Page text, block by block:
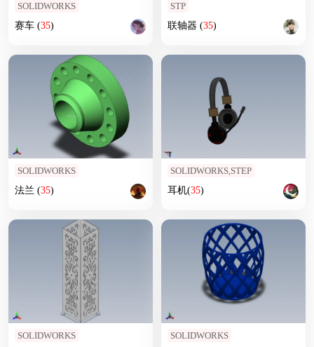
SOLIDWORKS
赛车 (35)
STP
联轴器 (35)
SOLIDWORKS
法兰 (35)
SOLIDWORKS,STEP
耳机(35)
SOLIDWORKS SOLIDWORKS